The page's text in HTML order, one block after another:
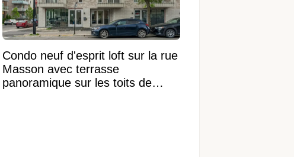
Condo neuf d'esprit loft sur la rue
Masson avec terrasse
panoramique sur les toits de